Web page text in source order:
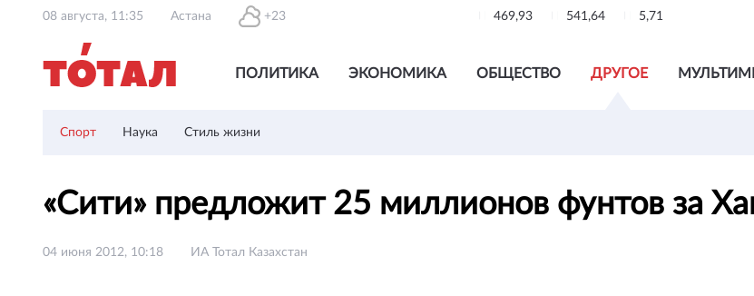
08 августа, 11:35 Астана +23 469,93 541,64 5,71
ПОЛИТИКА ЭКОНОМИКА ОБЩЕСТВО ДРУГОЕ
Спорт Наука Стиль жизни
«Сити» предложит 25 миллионов фунтов за
04 июня 2012, 10:18 ИА Тотал Казахстан